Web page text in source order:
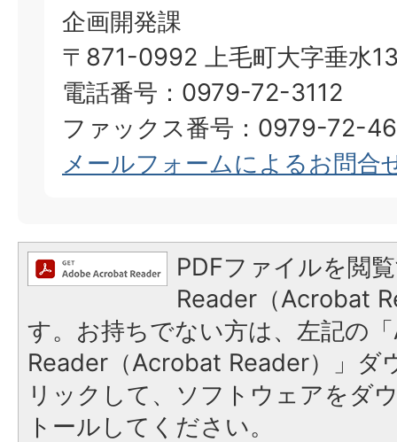
企画開発課
〒871-0992 上毛町大字垂水
電話番号：0979-72-3112
ファックス番号：0979-72-
メールフォームによるお問合
PDFファイルを閲
Reader（Acrobat
す。お持ちでない方は、左記の
Reader（Acrobat Reader）」ダ
リックして、ソフトウェアをダ
トールしてください。